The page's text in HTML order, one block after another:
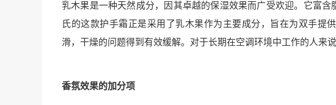
乳木果是一种天然成分，因其卓越的保湿效果而广受欢迎。它富
氏的这款护手霜正是采用了乳木果作为主要成分，旨在为双手提
滑，干燥的问题得到有效缓解。对于长期在空调环境中工作的人来
香氛效果的加分项